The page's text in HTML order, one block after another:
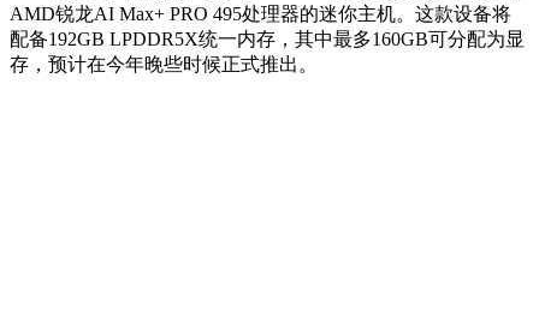
AMD锐龙AI Max+ PRO 495处理器的迷你主机。这款设备将
配备192GB LPDDR5X统一内存，其中最多160GB可分配为显
存，预计在今年晚些时候正式推出。